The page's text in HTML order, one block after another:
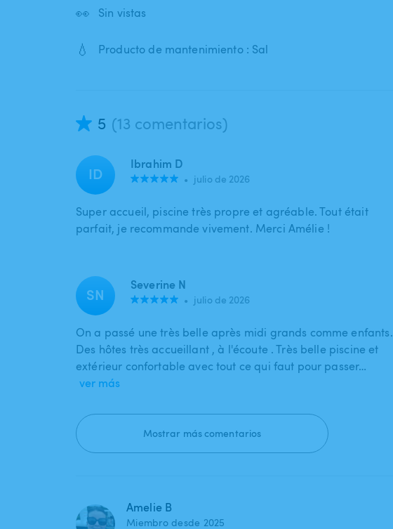
👀 Sin vistas
💧 Producto de mantenimiento : Sal
5 (13 comentarios)
ID Ibrahim D
• julio de 2026
Super accueil, piscine très propre et agréable. Tout était
parfait, je recommande vivement. Merci Amélie !
SN Severine N
• julio de 2026
On a passé une très belle après midi grands comme enfants.
Des hôtes très accueillant , à l'écoute . Très belle piscine et
extérieur confortable avec tout ce qui faut pour passer…
ver más
Mostrar más comentarios
Amelie B
Miembro desde 2025